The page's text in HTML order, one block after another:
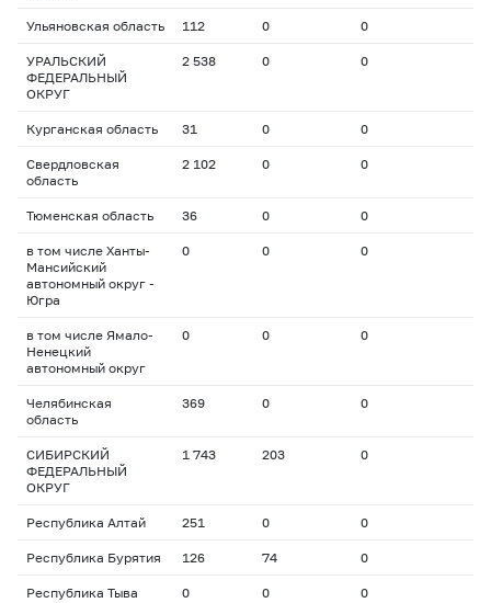
Ульяновская область 112 0 0
УРАЛЬСКИЙ
ФЕДЕРАЛЬНЫЙ
ОКРУГ
2 538 0 0
Курганская область 31 0 0
Свердловская
область
2 102 0 0
Тюменская область 36 0 0
в том числе Ханты-
Мансийский
автономный округ -
Югра
0 0 0
в том числе Ямало-
Ненецкий
автономный округ
0 0 0
Челябинская
область
369 0 0
СИБИРСКИЙ
ФЕДЕРАЛЬНЫЙ
ОКРУГ
1 743 203 0
Республика Алтай 251 0 0
Республика Бурятия 126 74 0
Республика Тыва 0 0 0